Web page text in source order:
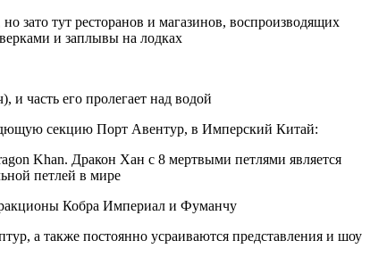
зато тут ресторанов и магазинов, воспроизводящих
и заплывы на лодках
часть его пролегает над водой
секцию Порт Авентур, в Имперский Китай:
Khan. Дракон Хан с 8 мертвыми петлями является
петлей в мире
Кобра Империал и Фуманчу
а также постоянно усраиваются представления и шоу